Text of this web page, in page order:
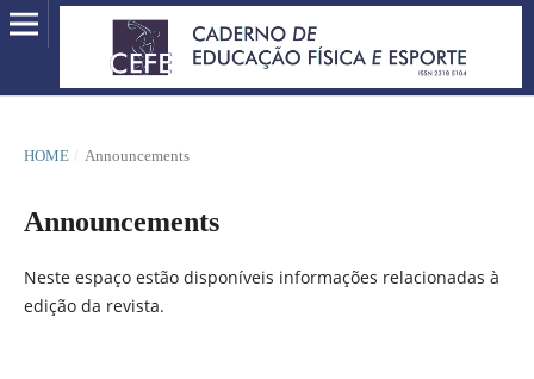
HOME / Announcements
Announcements
Neste espaço estão disponíveis informações relacionadas à
edição da revista.